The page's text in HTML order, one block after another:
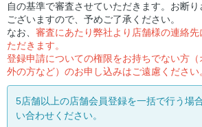
自の基準で審査させていただきます。お断
ございますので、予めご了承ください。
なお、 審査にあたり弊社より店舗様の連絡
ただきます。
登録申請についての権限をお持ちでない方
外の方など）のお申し込みはご遠慮ください
5店舗以上の店舗会員登録を一括で行う場合
い合わせください。